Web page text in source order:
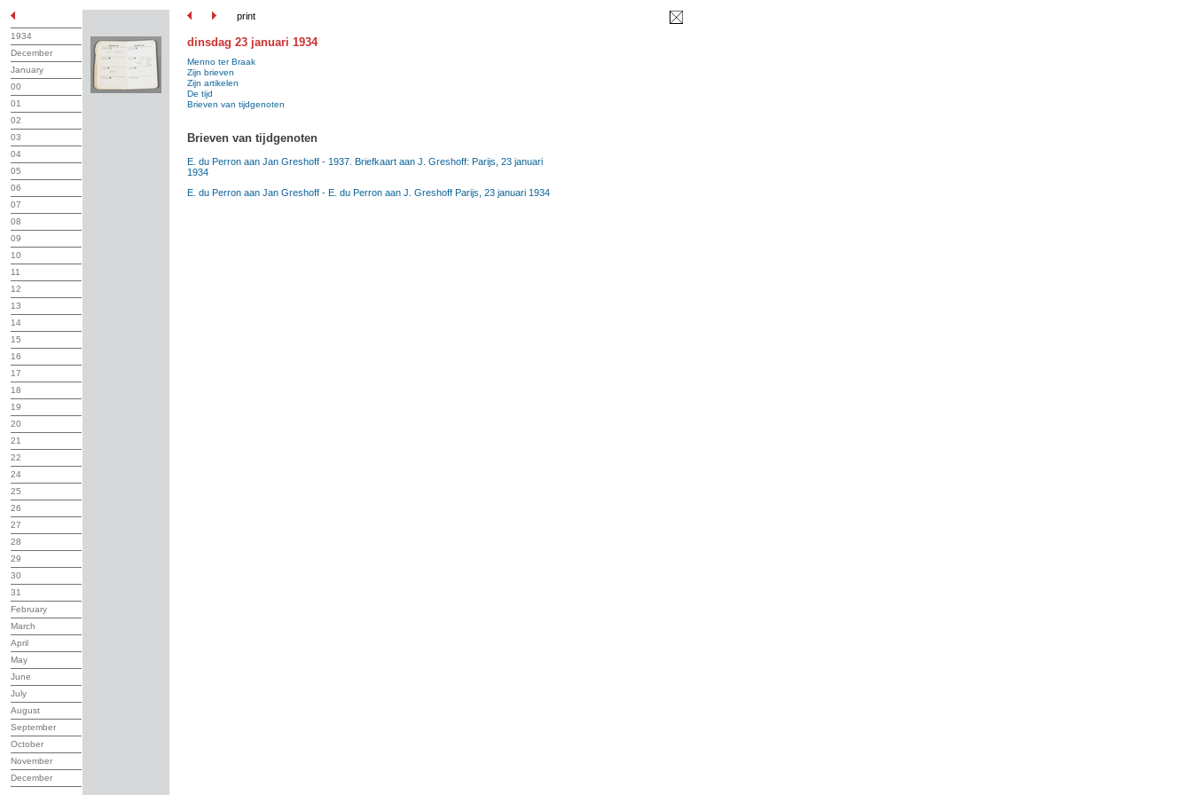
print
1934
December
January
00
01
02
03
04
05
06
07
08
09
10
11
12
13
14
15
16
17
18
19
20
21
22
24
25
26
27
28
29
30
31
February
March
April
May
June
July
August
September
October
November
December
dinsdag 23 januari 1934
Menno ter Braak
Zijn brieven
Zijn artikelen
De tijd
Brieven van tijdgenoten
Brieven van tijdgenoten
E. du Perron aan Jan Greshoff - 1937. Briefkaart aan J. Greshoff: Parijs, 23 januari
1934
E. du Perron aan Jan Greshoff - E. du Perron aan J. Greshoff Parijs, 23 januari 1934